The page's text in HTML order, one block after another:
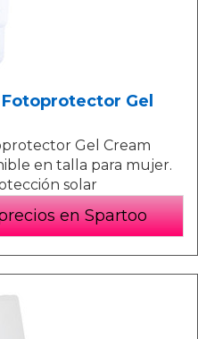
Gel
Gel Cream
en talla para mujer.
solar
en Spartoo